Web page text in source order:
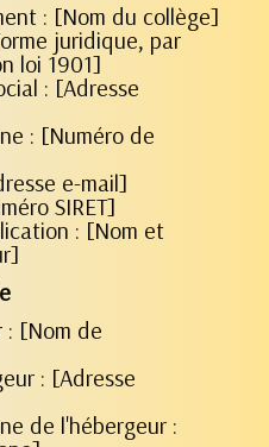
: [Nom du collège]
juridique, par
loi 1901]
: [Adresse
: [Numéro de
e-mail]
SIRET]
: [Nom et
: [Nom de
: [Adresse
de l'hébergeur :